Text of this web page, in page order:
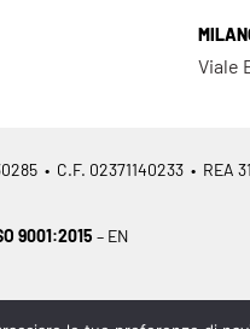
Viale
• C.F. 02371140233 • REA
9001:2015 – EN